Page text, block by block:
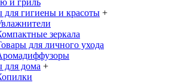
и гриль
для гигиены и красоты +
зеркала
для личного ухода
для дома +